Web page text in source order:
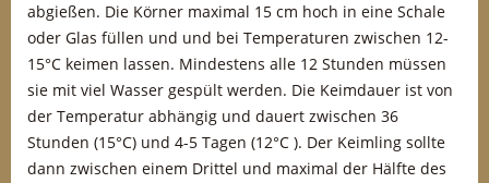
abgießen. Die Körner maximal 15 cm hoch in eine Schale
oder Glas füllen und und bei Temperaturen zwischen 12-
15°C keimen lassen. Mindestens alle 12 Stunden müssen
sie mit viel Wasser gespült werden. Die Keimdauer ist von
der Temperatur abhängig und dauert zwischen 36
Stunden (15°C) und 4-5 Tagen (12°C ). Der Keimling sollte
dann zwischen einem Drittel und maximal der Hälfte des